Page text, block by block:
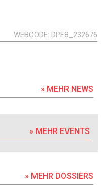
WEBCODE DPF8_232676
» MEHR NEWS
» MEHR EVENTS
» MEHR DOSSIERS